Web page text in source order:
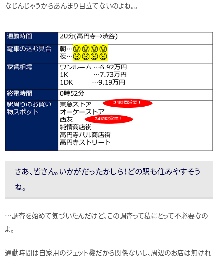
なじんじゃうからあんまり目立てないのよね。。
さあ、皆さん。いかがだったかしら！どの駅も住みやすそう
ね。
…調査を始めて気づいたんだけど、この調査って私にとって不必要なの
よ。
通勤時間は自家用のジェット機だから関係ないし、周辺のお店は無けれ